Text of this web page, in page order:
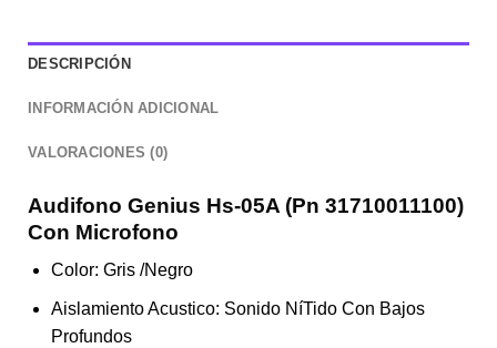
DESCRIPCIÓN
INFORMACIÓN ADICIONAL
VALORACIONES (0)
Audifono Genius Hs-05A (Pn 31710011100)
Con Microfono
Color: Gris /Negro
Aislamiento Acustico: Sonido NíTido Con Bajos
Profundos